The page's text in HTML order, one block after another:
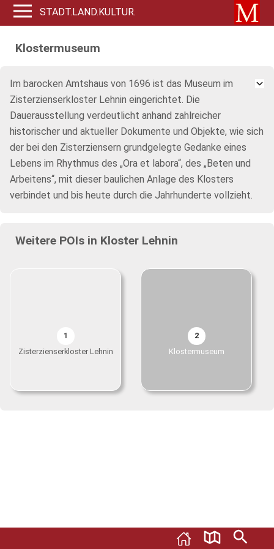
STADT.LAND.KULTUR.
Klostermuseum
Im barocken Amtshaus von 1696 ist das Museum im
Zisterzienserkloster Lehnin eingerichtet. Die
Dauerausstellung verdeutlicht anhand zahlreicher
historischer und aktueller Dokumente und Objekte, wie sich
der bei den Zisterziensern grundgelegte Gedanke eines
Lebens im Rhythmus des „Ora et labora“, des „Beten und
Arbeitens“, mit dieser baulichen Anlage des Klosters
verbindet und bis heute durch die Jahrhunderte vollzieht.
Weitere POIs in Kloster Lehnin
1
Zisterzienserkloster Lehnin
2
Klostermuseum